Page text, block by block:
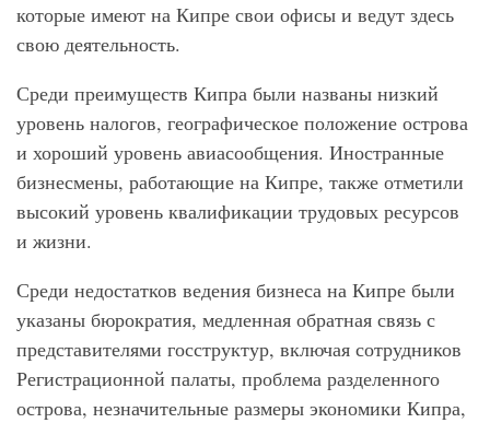
которые имеют на Кипре свои офисы и ведут здесь
свою деятельность.
Среди преимуществ Кипра были названы низкий
уровень налогов, географическое положение острова
и хороший уровень авиасообщения. Иностранные
бизнесмены, работающие на Кипре, также отметили
высокий уровень квалификации трудовых ресурсов
и жизни.
Среди недостатков ведения бизнеса на Кипре были
указаны бюрократия, медленная обратная связь с
представителями госструктур, включая сотрудников
Регистрационной палаты, проблема разделенного
острова, незначительные размеры экономики Кипра,